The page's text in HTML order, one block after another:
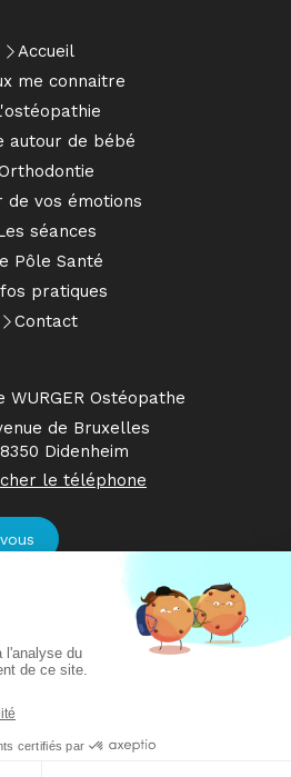
Accueil
me connaitre
autour de bébé
de vos émotions
séances
Pôle Santé
pratiques
Contact
WURGER Ostéopathe
de Bruxelles
Didenheim
le téléphone
du site par Simplébo